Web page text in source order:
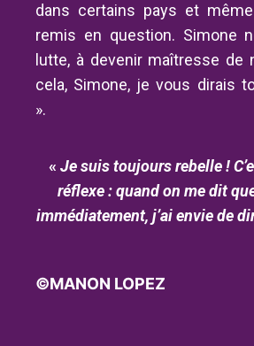
dans certains pays et
remis en question. Simone
lutte, à devenir maîtresse de
cela, Simone, je vous dirais
».
« Je suis toujours rebelle !
réflexe : quand on me dit
immédiatement, j’ai envie de
©MANON LOPEZ